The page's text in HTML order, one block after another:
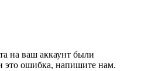
на ваш аккаунт были
это ошибка, напишите нам.